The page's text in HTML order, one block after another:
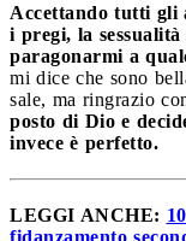
Accettando tutti gli
i pregi, la
paragonarmi a
mi dice che sono
sale, ma ringrazio
posto di Dio e
invece è perfetto.
LEGGI ANCHE:
fidanzamento